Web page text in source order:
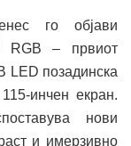
го објави
RGB – првиот
LED позадинска
инчен екран.
нови
и имерзивно